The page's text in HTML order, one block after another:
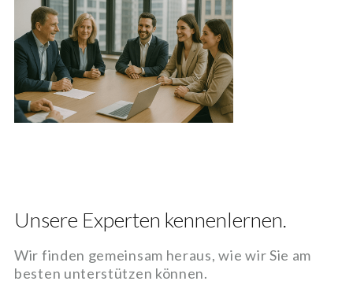
Unsere Experten kennenlernen.
Wir finden gemeinsam heraus, wie wir Sie am
besten unterstützen können.